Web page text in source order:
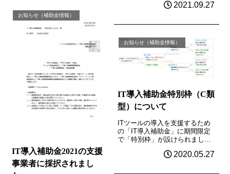
継続している補助...
印有効）・2022年 2月4日 締
補助対象者「小規模事業者」及
2021.09.27
お知らせ（補助金情報）
IT導入補助金2021の支援
事業者に採択されまし
お知らせ（補助金情報）
IT導入補助金特別枠（C類
型）について
ITツールの導入を支援するため
の「IT導入補助金」に期間限定
で「特別枠」が設けられまし
シフト（ECサイト）などの「非
換」（類型B）や、従業員の在
2020.05.27